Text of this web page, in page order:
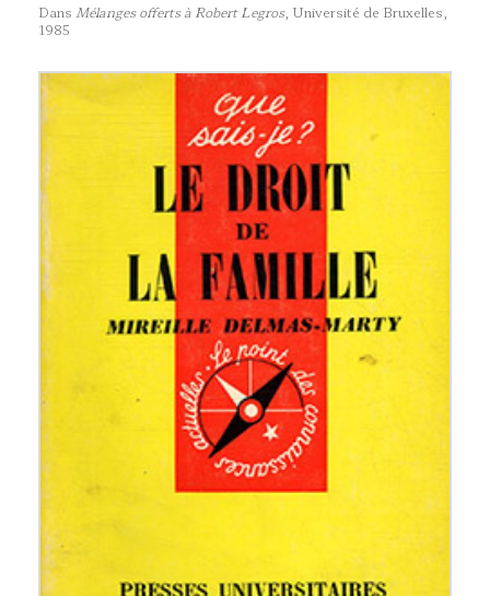
Dans Mélanges offerts à Robert Legros, Université de Bruxelles
1985